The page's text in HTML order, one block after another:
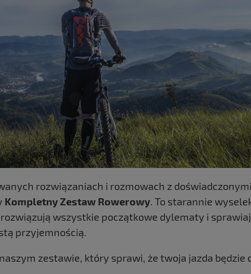
rozwiązaniach i rozmowach z doświadczonymi
Kompletny Zestaw Rowerowy. To starannie
wszystkie początkowe dylematy i
przyjemnością.
zestawie, który sprawi, że twoja jazda będzie